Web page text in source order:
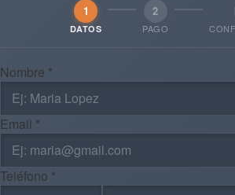
1
DATOS
2
PAGO
Nombre *
Email *
Teléfono *